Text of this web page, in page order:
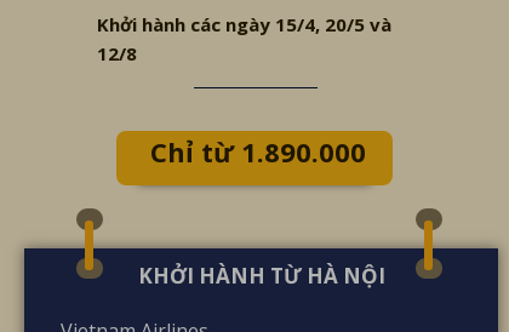
Chỉ từ 1.890.000
VNĐ
Khởi hành các ngày 15/4, 20/5 và
12/8
KHỞI HÀNH TỪ HÀ NỘI